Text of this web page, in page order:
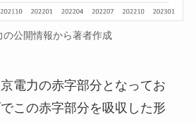
の公開情報から著者作成
電力の赤字部分となってお
この赤字部分を吸収した形